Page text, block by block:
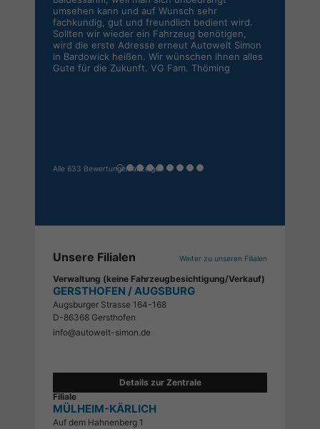
umsehen kann und auf Wunsch sehr
fachkundig, gut und freundlich bedient wird.
Sollten wir wieder ein Fahrzeug benötigen,
wird die erste Adresse erneut Autowelt Simon
in Bardowick heißen. Wir wünschen ihnen alles
Gute für die Zukunft. VG Fam. Thöming
Alle 633 Bewertungen anzeigen
Unsere Filialen Weiter zu unseren Filialen
Verwaltung (keine Fahrzeugbesichtigung/Verkauf)
GERSTHOFEN / AUGSBURG
Augsburger Strasse 164-168
D-86368 Gersthofen
info@autowelt-simon.de
Details zur Zentrale
Filiale
MÜLHEIM-KÄRLICH
Auf dem Hahnenberg 1